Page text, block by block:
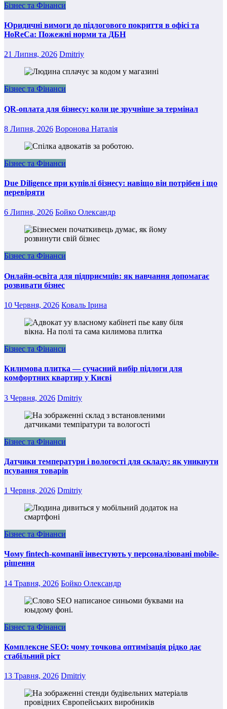
Бізнес та Фінанси
Юридичні вимоги до підлогового покриття в офісі та
HoReCa: Пожежні норми та ДБН
21 Липня, 2026 Dmitriy
Бізнес та Фінанси
QR-оплата для бізнесу: коли це зручніше за термінал
8 Липня, 2026 Воронова Наталія
Бізнес та Фінанси
Due Diligence при купівлі бізнесу: навіщо він потрібен і що
перевіряти
6 Липня, 2026 Бойко Олександр
Бізнес та Фінанси
Онлайн-освіта для підприємців: як навчання допомагає
розвивати бізнес
10 Червня, 2026 Коваль Ірина
Бізнес та Фінанси
Килимова плитка — сучасний вибір підлоги для
комфортних квартир у Києві
3 Червня, 2026 Dmitriy
Бізнес та Фінанси
Датчики температури і вологості для складу: як уникнути
псування товарів
1 Червня, 2026 Dmitriy
Бізнес та Фінанси
Чому fintech-компанії інвестують у персоналізовані mobile-
рішення
14 Травня, 2026 Бойко Олександр
Бізнес та Фінанси
Комплексне SEO: чому точкова оптимізація рідко дає
стабільний ріст
13 Травня, 2026 Dmitriy